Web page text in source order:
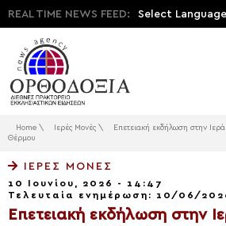
REAL TIME NEWS FEED: Select Language
Home \ Ιερές Μονές \
Επετειακή εκδήλωση στην
Θέρμου
ΙΕΡΈΣ ΜΟΝΈΣ
10 Ιουνίου, 2026 - 14:47
Τελευταία ενημέρωση: 10/06/
Επετειακή εκδήλωση στην